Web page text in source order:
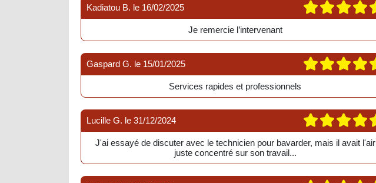
Kadiatou B. le 16/02/2025
Je remercie l’intervenant
Gaspard G. le 15/01/2025
Services rapides et professionnels
Lucille G. le 31/12/2024
J'ai essayé de discuter avec le technicien pour bavarder, mais il avait l'air
juste concentré sur son travail...